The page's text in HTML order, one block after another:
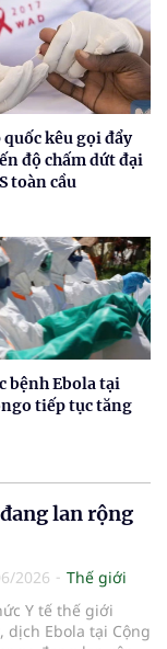
kêu gọi đẩy
độ chấm dứt đại
toàn cầu
bệnh Ebola tại
tiếp tục tăng
lan rộng
2026
Thế giới
Y tế thế giới
dịch Ebola tại Cộng